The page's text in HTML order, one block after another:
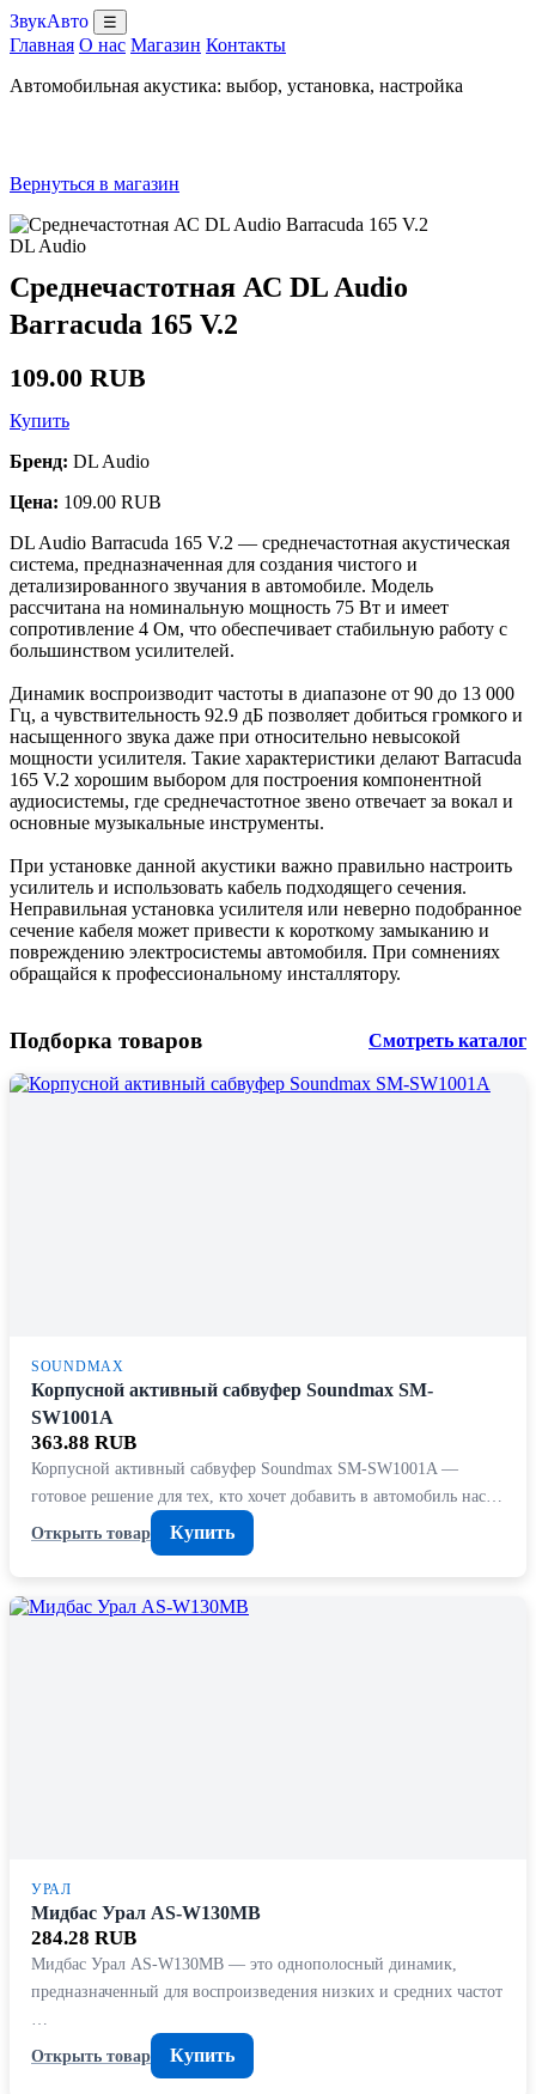
ЗвукАвто ☰
Главная О нас Магазин Контакты
Автомобильная акустика: выбор, установка, настройка
Вернуться в магазин
DL Audio
Среднечастотная АС DL Audio
Barracuda 165 V.2
109.00 RUB
Купить
Бренд: DL Audio
Цена: 109.00 RUB
DL Audio Barracuda 165 V.2 — среднечастотная акустическая
система, предназначенная для создания чистого и
детализированного звучания в автомобиле. Модель
рассчитана на номинальную мощность 75 Вт и имеет
сопротивление 4 Ом, что обеспечивает стабильную работу с
большинством усилителей.
Динамик воспроизводит частоты в диапазоне от 90 до 13 000
Гц, а чувствительность 92.9 дБ позволяет добиться громкого и
насыщенного звука даже при относительно невысокой
мощности усилителя. Такие характеристики делают Barracuda
165 V.2 хорошим выбором для построения компонентной
аудиосистемы, где среднечастотное звено отвечает за вокал и
основные музыкальные инструменты.
При установке данной акустики важно правильно настроить
усилитель и использовать кабель подходящего сечения.
Неправильная установка усилителя или неверно подобранное
сечение кабеля может привести к короткому замыканию и
повреждению электросистемы автомобиля. При сомнениях
обращайся к профессиональному инсталлятору.
Подборка товаров Смотреть каталог
SOUNDMAX
Корпусной активный сабвуфер Soundmax SM-
SW1001A
363.88 RUB
Корпусной активный сабвуфер Soundmax SM-SW1001A —
готовое решение для тех, кто хочет добавить в автомобиль нас…
Открыть товар
Купить
УРАЛ
Мидбас Урал AS-W130MB
284.28 RUB
Мидбас Урал AS-W130MB — это однополосный динамик,
предназначенный для воспроизведения низких и средних частот
Открыть товар
Купить